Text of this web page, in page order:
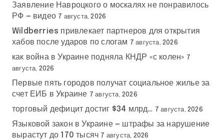
Заявление Навроцкого о москалях не понравилось
РФ — видео 7 августа, 2026
Wildberries привлекает партнеров для открытия
хабов после ударов по слогам 7 августа, 2026
как война в Украине подняла КНДР «с колен» 7
августа, 2026
Первые пять городов получат социальное жилье за
счет ЕИБ в Украине 7 августа, 2026
торговый дефицит достиг $34 млрд… 7 августа, 2026
Языковой закон в Украине — штрафы за нарушение
вырастут до 170 тысяч 7 августа, 2026